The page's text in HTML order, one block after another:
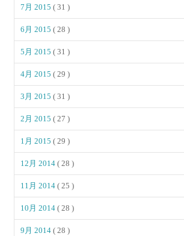
7月 2015( 31 )
6月 2015( 28 )
5月 2015( 31 )
4月 2015( 29 )
3月 2015( 31 )
2月 2015( 27 )
1月 2015( 29 )
12月 2014( 28 )
11月 2014( 25 )
10月 2014( 28 )
9月 2014( 28 )